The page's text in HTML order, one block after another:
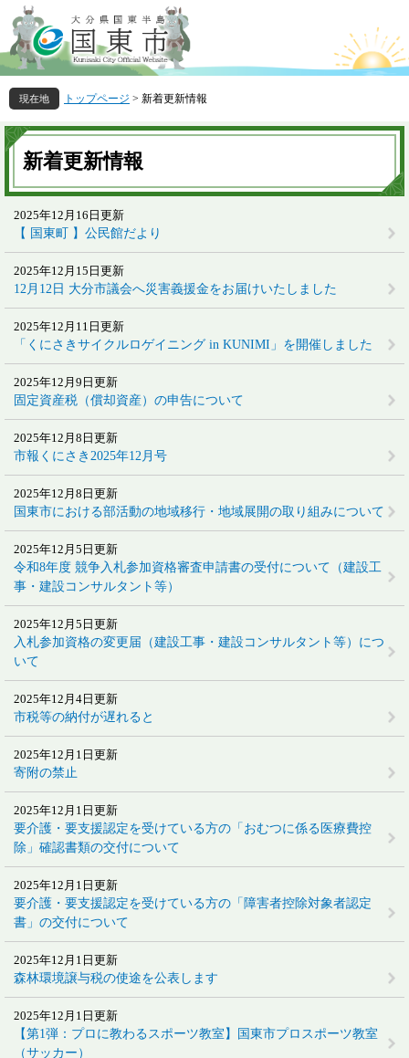
ー
ジ
の
先
頭
で
す
ニ
ュ
ー
を
飛
ば
し
トップページ > 新着更新情報
本
文
新着更新情報
2025年12月16日更新
【 国東町 】公民館だより
2025年12月15日更新
12月12日 大分市議会へ災害義援金をお届けいたしました
2025年12月11日更新
「くにさきサイクルロゲイニング in KUNIMI」を開催しました
2025年12月9日更新
固定資産税（償却資産）の申告について
2025年12月8日更新
市報くにさき2025年12月号
2025年12月8日更新
国東市における部活動の地域移行・地域展開の取り組みについて
2025年12月5日更新
令和8年度 競争入札参加資格審査申請書の受付について（建設工
事・建設コンサルタント等）
2025年12月5日更新
入札参加資格の変更届（建設工事・建設コンサルタント等）につ
いて
2025年12月4日更新
市税等の納付が遅れると
2025年12月1日更新
寄附の禁止
2025年12月1日更新
要介護・要支援認定を受けている方の「おむつに係る医療費控
除」確認書類の交付について
2025年12月1日更新
要介護・要支援認定を受けている方の「障害者控除対象者認定
書」の交付について
2025年12月1日更新
森林環境譲与税の使途を公表します
2025年12月1日更新
【第1弾：プロに教わるスポーツ教室】国東市プロスポーツ教室
（サッカー）